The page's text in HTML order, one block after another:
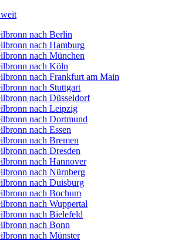
nach Berlin
nach Hamburg
nach München
nach Köln
nach Frankfurt am Main
nach Stuttgart
nach Düsseldorf
nach Leipzig
nach Dortmund
nach Essen
nach Bremen
nach Dresden
nach Hannover
nach Nürnberg
nach Duisburg
nach Bochum
nach Wuppertal
nach Bielefeld
nach Bonn
nach Münster